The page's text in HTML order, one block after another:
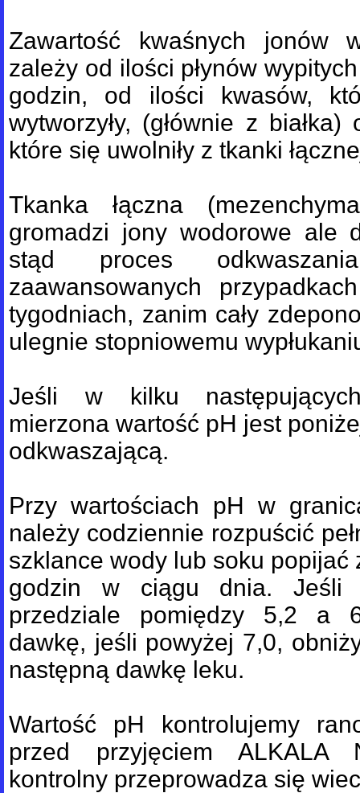
Zawartość kwaśnych jonów
zależy od ilości płynów
godzin, od ilości kwasów,
wytworzyły, (głównie z
które się uwolniły z tkanki
Tkanka łączna
gromadzi jony wodorowe ale
stąd proces
zaawansowanych
tygodniach, zanim cały
ulegnie stopniowemu
Jeśli w kilku
mierzona wartość pH jest
odkwaszającą.
Przy wartościach pH w
należy codziennie rozpuścić
szklance wody lub soku popijać
godzin w ciągu dnia.
przedziale pomiędzy 5,2 a
dawkę, jeśli powyżej 7,0,
następną dawkę leku.
Wartość pH kontrolujemy
przed przyjęciem ALKALA
kontrolny przeprowadza się